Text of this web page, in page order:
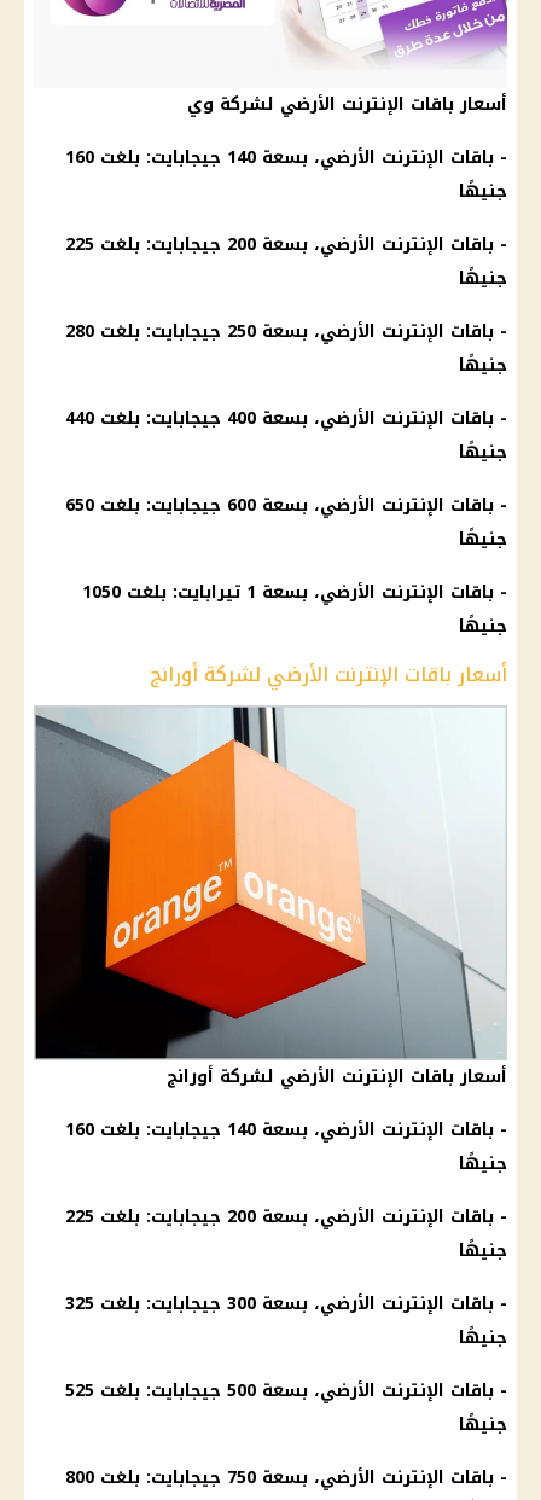
أسعار باقات الإنترنت الأرضي لشركة وي
- باقات الإنترنت الأرضي، بسعة 140 جيجابايت
: بلغت 160
جنيهًا
- باقات الإنترنت الأرضي، بسعة 200 جيجابايت
: بلغت 225
جنيهًا
- باقات الإنترنت الأرضي، بسعة 250 جيجابايت
: بلغت 280
جنيهًا
- باقات الإنترنت الأرضي، بسعة 400 جيجابايت
: بلغت 440
جنيهًا
- باقات الإنترنت الأرضي، بسعة 600 جيجابايت
: بلغت 650
جنيهًا
- باقات الإنترنت
الأرضي، بسعة 1 تيرابايت: بلغت 1050
جنيهًا
أسعار باقات الإنترنت الأرضي لشركة أورانج
أسعار باقات الإنترنت الأرضي لشركة أورانج
- باقات الإنترنت الأرضي، بسعة 140
جيجابايت
: بلغت 160
جنيهًا
- باقات الإنترنت الأرضي، بسعة 200 جيجابايت: بلغت 225
جنيهًا
- باقات الإنترنت الأرضي، بسعة 300 جيجابايت: بلغت 325
جنيهًا
- باقات الإنترنت الأرضي، بسعة 500 جيجابايت: بلغت 525
جنيهًا
- باقات الإنترنت الأرضي، بسعة 750 جيجابايت: بلغت 800